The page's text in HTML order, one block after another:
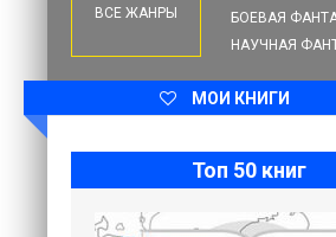
БОЕВАЯ
НАУЧНАЯ
ВСЕ ЖАНРЫ
МОИ КНИГИ
Топ 50 книг